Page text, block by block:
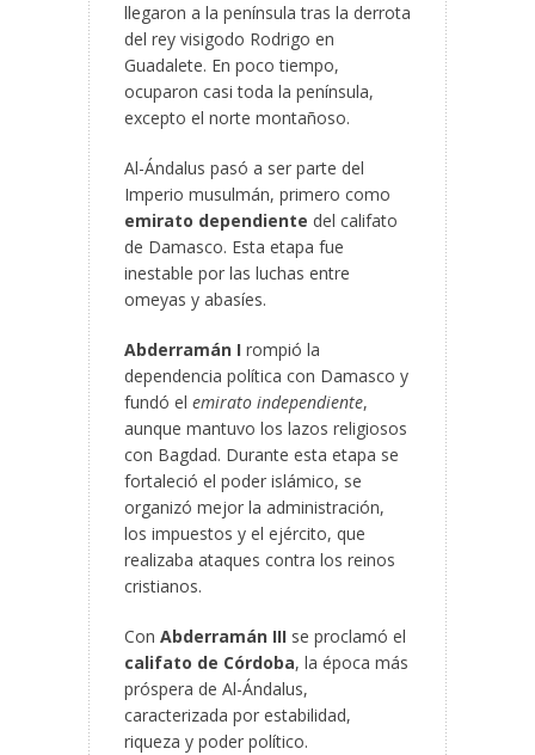
llegaron a la península tras la derrota
del rey visigodo Rodrigo en
Guadalete. En poco tiempo,
ocuparon casi toda la península,
excepto el norte montañoso.
Al-Ándalus pasó a ser parte del
Imperio musulmán, primero como
emirato dependiente del califato
de Damasco. Esta etapa fue
inestable por las luchas entre
omeyas y abasíes.
Abderramán I rompió la
dependencia política con Damasco y
fundó el emirato independiente,
aunque mantuvo los lazos religiosos
con Bagdad. Durante esta etapa se
fortaleció el poder islámico, se
organizó mejor la administración,
los impuestos y el ejército, que
realizaba ataques contra los reinos
cristianos.
Con Abderramán III se proclamó el
califato de Córdoba, la época más
próspera de Al-Ándalus,
caracterizada por estabilidad,
riqueza y poder político.